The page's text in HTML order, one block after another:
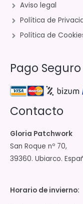
Aviso legal
Política de
Política de
Pago Seguro
Contacto
Gloria Patchwork
San Roque nº 70,
39360. Ubiarco.
Horario de invierno: